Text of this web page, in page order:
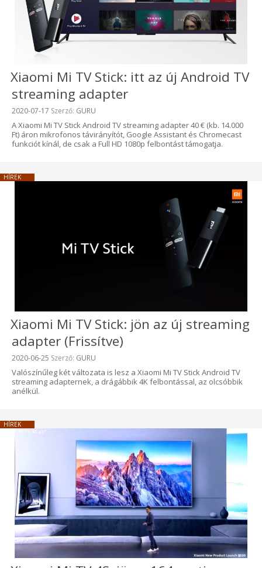
Xiaomi Mi TV Stick: itt az új Android TV
streaming adapter
Beküldve:
2020-07-17 Szerző: GURU
A Xiaomi Mi TV Stick Android TV streaming adapter 40 € (kb. 14.000
Ft) áron mikrofonos távirányítót, Google Assistant és Chromecast
funkciót kínál, de csak a Full HD 1080p felbontást támogatja.
HÍREK
Xiaomi Mi TV Stick: jön az új streaming
adapter (Frissítve)
Beküldve:
2020-06-25 Szerző: GURU
Valószínűleg két változata is lesz a Xiaomi Mi TV Stick Android TV
streaming adapternek, a drágábbik 4K felbontással, az olcsóbbik
anélkül.
HÍREK